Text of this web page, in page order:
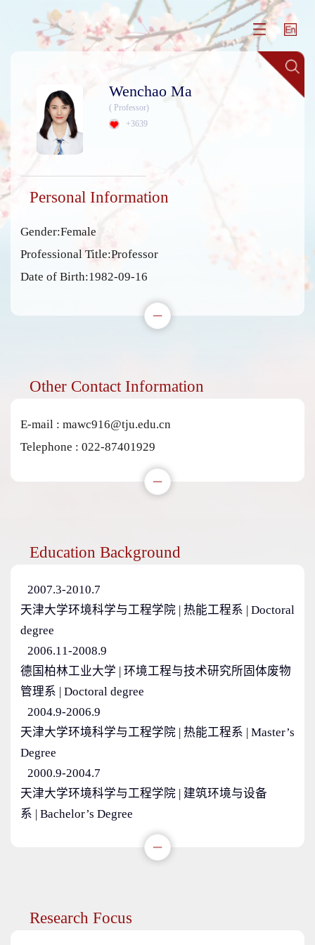
Wenchao Ma
( Professor)
+3639
Personal Information
Gender:Female
Professional Title:Professor
Date of Birth:1982-09-16
Other Contact Information
E-mail : mawc916@tju.edu.cn
Telephone : 022-87401929
Education Background
2007.3-2010.7
天津大学环境科学与工程学院 | 热能工程系 | Doctoral
degree
2006.11-2008.9
德国柏林工业大学 | 环境工程与技术研究所固体废物
管理系 | Doctoral degree
2004.9-2006.9
天津大学环境科学与工程学院 | 热能工程系 | Master’s
Degree
2000.9-2004.7
天津大学环境科学与工程学院 | 建筑环境与设备
系 | Bachelor’s Degree
Research Focus